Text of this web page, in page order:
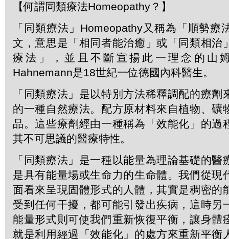
【何謂同類療法Homeopathy？】
「同類療法」Homeopathy又稱為「順勢療
文，意思是「相同者能治癒」或「同類相治
療法」，並且不斷宣揚此一理念的山
Hahnemann是18世紀一位德國內科醫生。
「同類療法」是以特別方法稀釋調配的療劑
的一種自然療法。配方原材料來自植物、礦
品。這些療劑經由一種稱為「效能化」的過
其不可思議的醫療特性。
「同類療法」是一種以能量為理論基礎的醫
是具有能量場或生命力的生命體。我們從現
面看來呈現固體形式的人體，其實是稠密的
受到任何干擾，都可能引發出疾病，這時另
能量形式則可使我們重新恢復平衡，讓身體
就是利用經過「效能化」的處方來重新平衡